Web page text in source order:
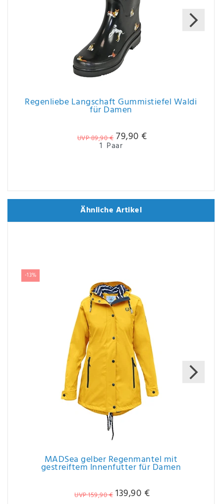
Regenliebe Langschaft Gummistiefel Waldi
für Damen
UVP 89,90 € 79,90 €
1 Paar
Ähnliche Artikel
-13%
MADSea gelber Regenmantel mit
gestreiftem Innenfutter für Damen
UVP 159,90 € 139,90 €